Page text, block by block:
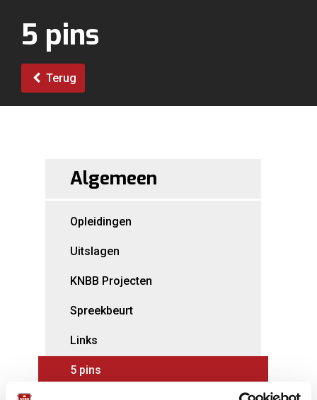
5 pins
Terug
Algemeen
Opleidingen
Uitslagen
KNBB Projecten
Spreekbeurt
Links
5 pins